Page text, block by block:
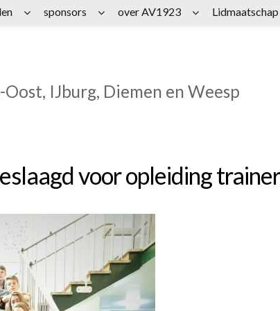
IJburg, Diemen en Weesp
voor opleiding
sponsors over AV1923 Lidmaatschap